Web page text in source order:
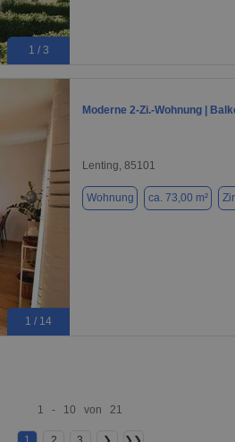
1 / 3
1 / 14
Moderne 2-Zi.-Wohnung |
Lenting, 85101
Wohnung ca. 73,00 m²
1 - 10 von 21